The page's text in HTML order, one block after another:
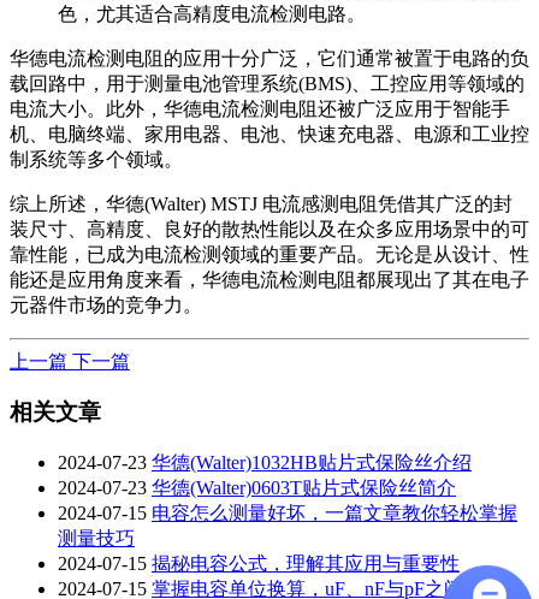
色，尤其适合高精度电流检测电路。
华德电流检测电阻的应用十分广泛，它们通常被置于电路的负
载回路中，用于测量电池管理系统(BMS)、工控应用等领域的
电流大小。此外，华德电流检测电阻还被广泛应用于智能手
机、电脑终端、家用电器、电池、快速充电器、电源和工业控
制系统等多个领域。
综上所述，华德(Walter) MSTJ 电流感测电阻凭借其广泛的封
装尺寸、高精度、良好的散热性能以及在众多应用场景中的可
靠性能，已成为电流检测领域的重要产品。无论是从设计、性
能还是应用角度来看，华德电流检测电阻都展现出了其在电子
元器件市场的竞争力。
上一篇 下一篇
相关文章
2024-07-23 华德(Walter)1032HB贴片式保险丝介绍
2024-07-23 华德(Walter)0603T贴片式保险丝简介
2024-07-15 电容怎么测量好坏，一篇文章教你轻松掌握
测量技巧
2024-07-15 揭秘电容公式，理解其应用与重要性
2024-07-15 掌握电容单位换算，uF、nF与pF之间的转换